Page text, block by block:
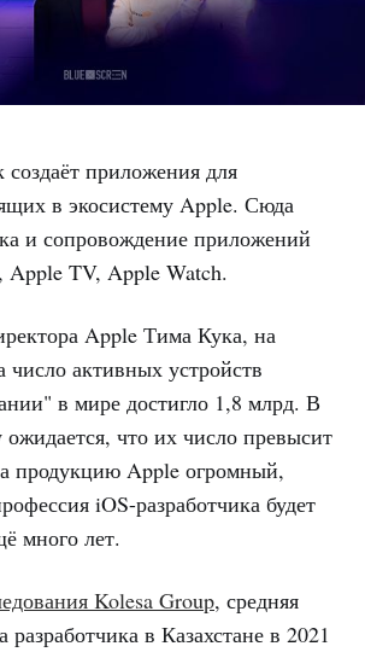
создаёт приложения для
в экосистему Apple. Сюда
и сопровождение приложений
Apple TV, Apple Watch.
Apple Тима Кука, на
число активных устройств
в мире достигло 1,8 млрд. В
что их число превысит
продукцию Apple огромный,
iOS-разработчика будет
много лет.
Kolesa Group, средняя
разработчика в Казахстане в 2021